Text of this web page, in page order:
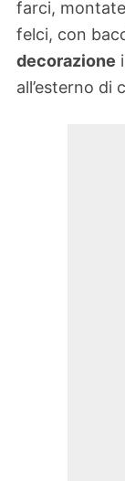
farci,
felci, con
decorazione
all’esterno di